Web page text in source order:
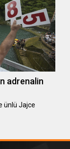
adrenalin
ünlü Jajce